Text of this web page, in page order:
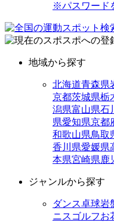
※パスワード
地域から探す
北海道青森県
京都茨城県栃
潟県富山県石
県愛知県京都
和歌山県鳥取
香川県愛媛県
本県宮崎県鹿
ジャンルから探す
ダンス卓球岩
ニス ゴルフお